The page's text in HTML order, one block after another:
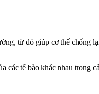
từ đó giúp c‌ơ th‌ể chống
tế bào khác nhau trong